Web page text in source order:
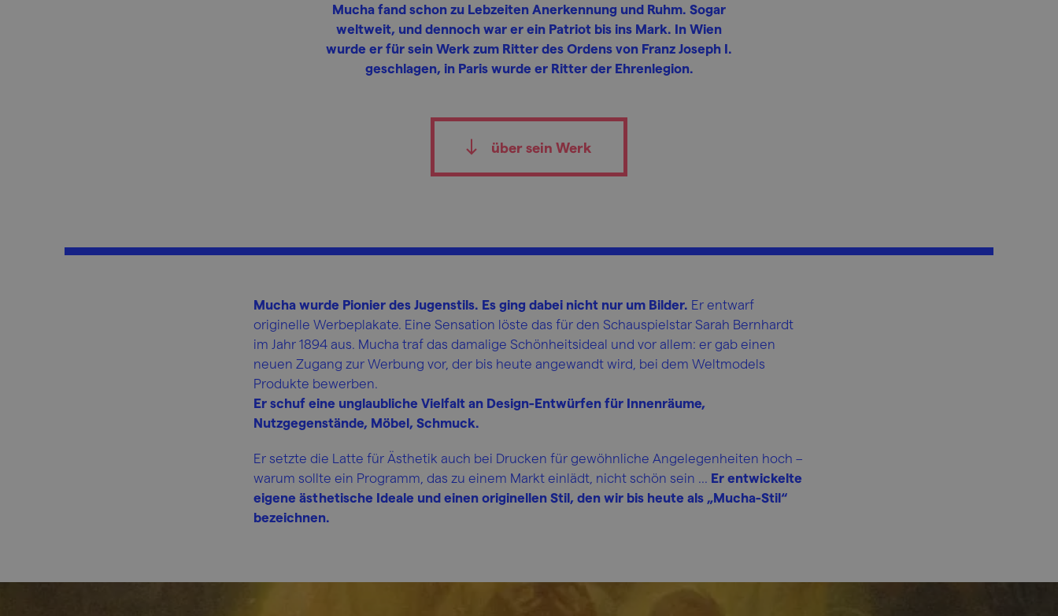
Mucha fand schon zu Lebzeiten Anerkennung und Ruhm. Sogar
weltweit, und dennoch war er ein Patriot bis ins Mark. In Wien
wurde er für sein Werk zum Ritter des Ordens von Franz Joseph I.
geschlagen, in Paris wurde er Ritter der Ehrenlegion.
über sein Werk
Mucha wurde Pionier des Jugenstils. Es ging dabei nicht nur um Bilder. Er entwarf
originelle Werbeplakate. Eine Sensation löste das für den Schauspielstar Sarah Bernhardt
im Jahr 1894 aus. Mucha traf das damalige Schönheitsideal und vor allem: er gab einen
neuen Zugang zur Werbung vor, der bis heute angewandt wird, bei dem Weltmodels
Produkte bewerben.
Er schuf eine unglaubliche Vielfalt an Design-Entwürfen für Innenräume,
Nutzgegenstände, Möbel, Schmuck.
Er setzte die Latte für Ästhetik auch bei Drucken für gewöhnliche Angelegenheiten hoch –
warum sollte ein Programm, das zu einem Markt einlädt, nicht schön sein ... Er entwickelte
eigene ästhetische Ideale und einen originellen Stil, den wir bis heute als „Mucha-Stil“
bezeichnen.